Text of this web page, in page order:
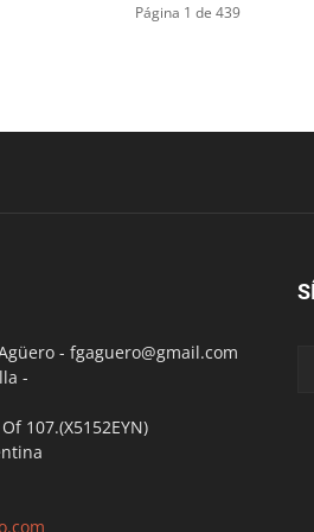
Página 1 de 439
- fgaguero@gmail.com
-
107.(X5152EYN)